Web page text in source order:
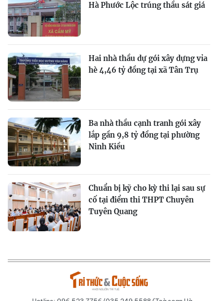
Hà Phước Lộc trúng thầu sát giá
Hai nhà thầu dự gói xây dựng vỉa
hè 4,46 tỷ đồng tại xã Tân Trụ
Ba nhà thầu cạnh tranh gói xây
lắp gần 9,8 tỷ đồng tại phường
Ninh Kiều
Chuẩn bị kỹ cho kỳ thi lại sau sự
cố tại điểm thi THPT Chuyên
Tuyên Quang